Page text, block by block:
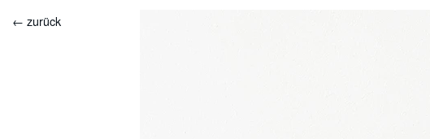
← zurück